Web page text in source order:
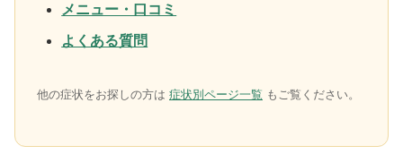
メニュー・口コミ
よくある質問
他の症状をお探しの方は 症状別ページ一覧 もご覧ください。